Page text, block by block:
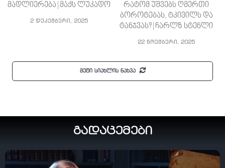
მადლიერება | მაქს ლუკადო
2 დეკემბერი, 2025
რატომ უშვებს ღმერთი
ბოროტებას, ტკივილს და
ტანჯვას? | ჩარლზ სტენლი
22 ნოემბერი, 2025
მეტი სიახლის ნახვა
გადაცემები